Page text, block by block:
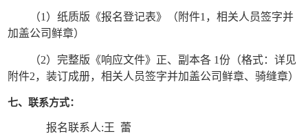
（1）纸质版《报名登记表》（附件1，相关人员签字并
加盖公司鲜章）
（2）完整版《响应文件》正、副本各 1份（格式：详见
附件2，装订成册，相关人员签字并加盖公司鲜章、骑缝章）
七、联系方式：
报名联系人:王 蕾